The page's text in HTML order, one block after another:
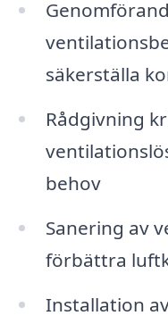
säkerställa
Rådgivning
behov
Sanering av
förbättra
Installation